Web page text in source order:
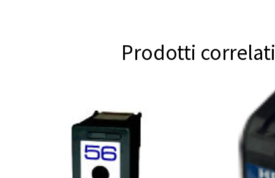
Prodotti correlati